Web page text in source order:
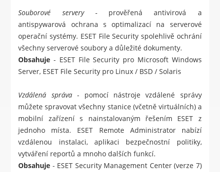
Souborové servery - prověřená antivirová a
antispywarová ochrana s optimalizací na serverové
operační systémy. ESET File Security spolehlivě ochrání
všechny serverové soubory a důležité dokumenty.
Obsahuje - ESET File Security pro Microsoft Windows
Server, ESET File Security pro Linux / BSD / Solaris
Vzdálená správa - pomocí nástroje vzdálené správy
můžete spravovat všechny stanice (včetně virtuálních) a
mobilní zařízení s nainstalovaným řešením ESET z
jednoho místa. ESET Remote Administrator nabízí
vzdálenou instalaci, aplikaci bezpečnostní politiky,
vytváření reportů a mnoho dalších funkcí.
Obsahuje - ESET Security Management Center (verze 7)